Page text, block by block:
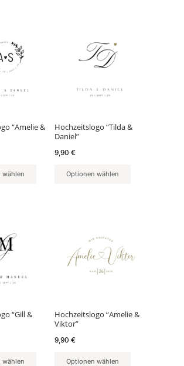
“Amelie &
wählen
Hochzeitslogo “Tilda &
Daniel”
9,90€
Optionen wählen
“Gill &
wählen
Hochzeitslogo “Amelie &
Viktor”
9,90€
Optionen wählen